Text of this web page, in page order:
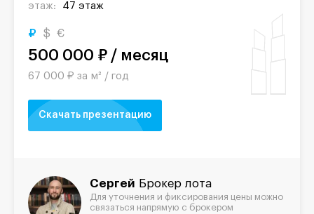
этаж:
47 этаж
₽ $ €
500 000 ₽ / месяц
67 000 ₽ за м² / год
Скачать презентацию
Сергей Брокер лота
Для уточнения и фиксирования цены можно
связаться напрямую с брокером